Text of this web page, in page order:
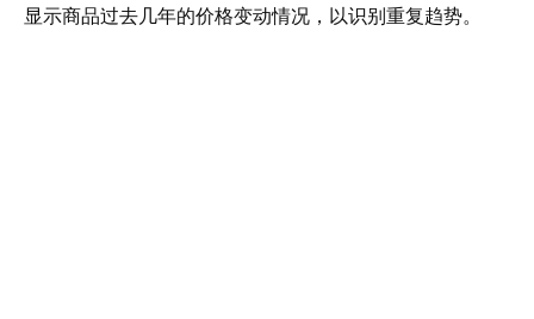
显示商品过去几年的价格变动情况，以识别重复趋势。